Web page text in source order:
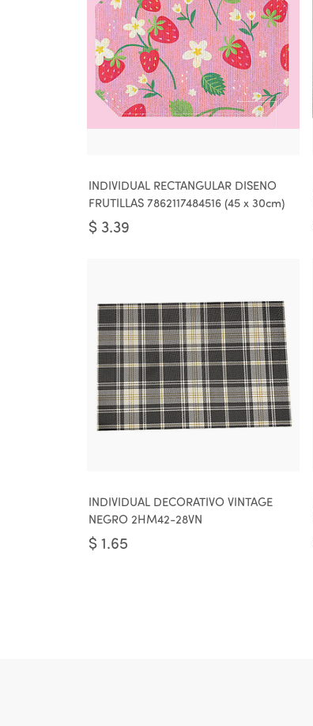
INDIVIDUAL RECTANGULAR DISENO
FRUTILLAS 7862117484516 (45 x 30cm)
$ 3.39
INDIVIDUAL DECORATIVO VINTAGE
NEGRO 2HM42-28VN
$ 1.65